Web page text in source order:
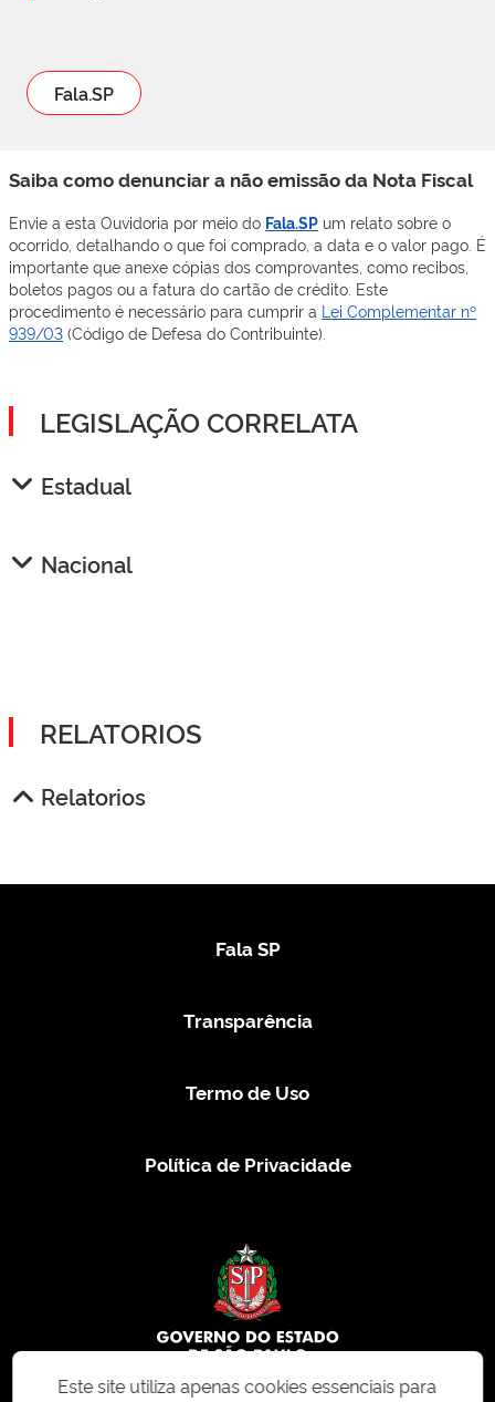
Fala.SP
Saiba como denunciar a não emissão da Nota Fiscal
Envie a esta Ouvidoria por meio do Fala.SP um relato sobre o
ocorrido, detalhando o que foi comprado, a data e o valor pago. É
importante que anexe cópias dos comprovantes, como recibos,
boletos pagos ou a fatura do cartão de crédito. Este
procedimento é necessário para cumprir a Lei Complementar nº
939/03 (Código de Defesa do Contribuinte).
LEGISLAÇÃO CORRELATA
Estadual
Nacional
RELATORIOS
Relatorios
Fala SP
Transparência
Termo de Uso
Política de Privacidade
Este site utiliza apenas cookies essenciais para